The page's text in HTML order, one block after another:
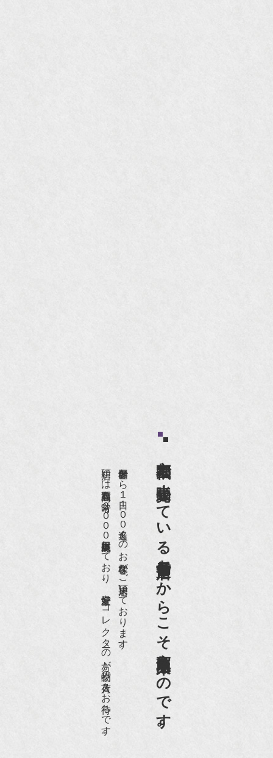
京都祇園で小売販売している
老舗骨董店だからこそ高価買取出来るのです。
世界各国から１日１００名近くのお客様がご来店頂いております。
店頭には買取商品を常時２０００点以上展示販売しており、
愛好家やコレクターの方が品物の入荷をお待ちです。